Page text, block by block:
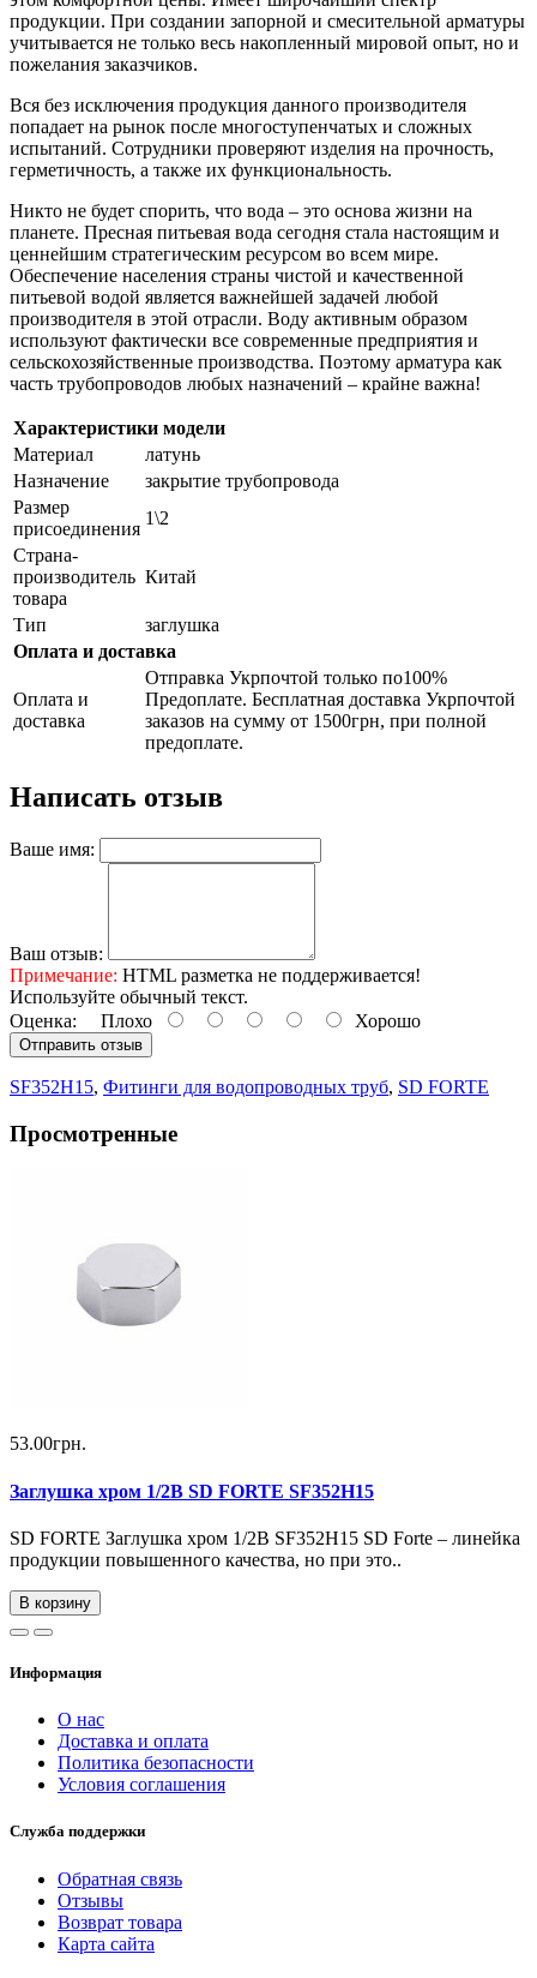
продукции. При создании запорной и смесительной арматуры
учитывается не только весь накопленный мировой опыт, но и
пожелания заказчиков.
Вся без исключения продукция данного производителя
попадает на рынок после многоступенчатых и сложных
испытаний. Сотрудники проверяют изделия на прочность,
герметичность, а также их функциональность.
Никто не будет спорить, что вода – это основа жизни на
планете. Пресная питьевая вода сегодня стала настоящим и
ценнейшим стратегическим ресурсом во всем мире.
Обеспечение населения страны чистой и качественной
питьевой водой является важнейшей задачей любой
производителя в этой отрасли. Воду активным образом
используют фактически все современные предприятия и
сельскохозяйственные производства. Поэтому арматура как
часть трубопроводов любых назначений – крайне важна!
Характеристики модели
Материал
латунь
Назначение
закрытие трубопровода
Размер
присоединения
1\2
Страна-
производитель
товара
Китай
Тип
заглушка
Оплата и доставка
Оплата и
доставка
Отправка Укрпочтой только по100%
Предоплате. Бесплатная доставка Укрпочтой
заказов на сумму от 1500грн, при полной
предоплате.
Написать отзыв
Ваше имя:
Ваш отзыв:
Примечание: HTML разметка не поддерживается!
Используйте обычный текст.
Оценка: Плохо Хорошо
Отправить отзыв
SF352H15, Фитинги для водопроводных труб, SD FORTE
Просмотренные
53.00грн.
Заглушка хром 1/2В SD FORTE SF352H15
SD FORTE Заглушка хром 1/2В SF352H15 SD Forte – линейка
продукции повышенного качества, но при это..
В корзину
Информация
О нас
Доставка и оплата
Политика безопасности
Условия соглашения
Служба поддержки
Обратная связь
Отзывы
Возврат товара
Карта сайта